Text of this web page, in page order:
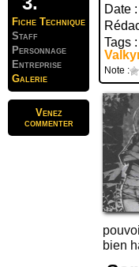
Fiche Technique
Staff
Personnage
Entreprise
Galerie
Venez
commenter
Date
Tags :
Note :
bien